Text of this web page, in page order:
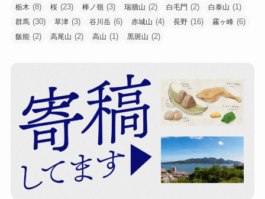
栃木 (8) 桜 (23) 棒ノ嶺 (3) 瑞牆山 (2) 白毛門 (2) 白泰山 (1)
群馬 (30) 草津 (3) 谷川岳 (6) 赤城山 (4) 長野 (16) 霧ヶ峰 (6)
飯能 (2) 高尾山 (2) 高山 (1) 黒斑山 (2)